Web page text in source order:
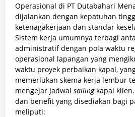
Operasional di PT Dutabahari
dijalankan dengan kepatuhan
ketenagakerjaan dan standar
Sistem kerja umumnya terbagi
administratif dengan pola waktu
operasional lapangan yang
waktu proyek perbaikan kapal,
memerlukan skema kerja lembur
mengejar jadwal sailingkapal
dan benefit yang disediakan bagi
meliputi: